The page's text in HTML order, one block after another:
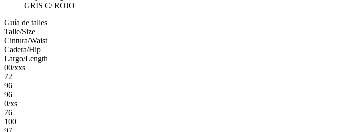
GRIS C/ ROJO
Guía de talles
Talle/Size
Cintura/Waist
Cadera/Hip
Largo/Length
00/xxs
72
96
96
0/xs
76
100